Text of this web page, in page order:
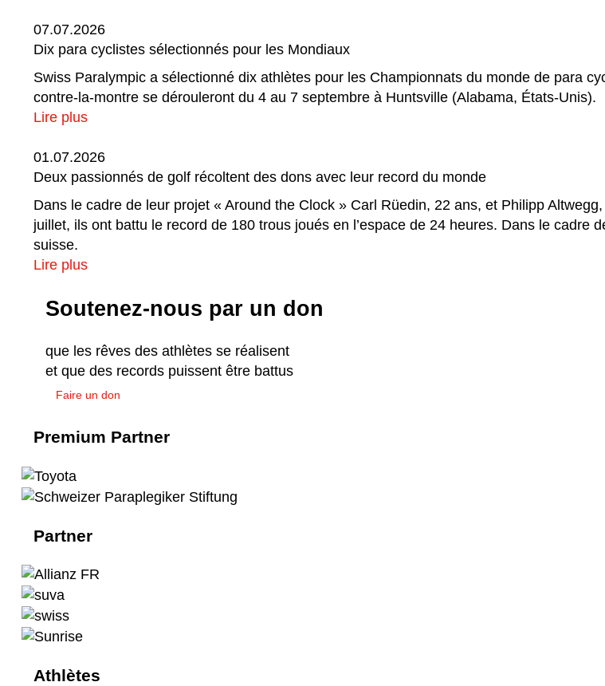
07.07.2026
Dix para cyclistes sélectionnés pour les Mondiaux
Swiss Paralympic a sélectionné dix athlètes pour les Championnats du monde de para
contre-la-montre se dérouleront du 4 au 7 septembre à Huntsville (Alabama, États-Unis).
Lire plus
01.07.2026
Deux passionnés de golf récoltent des dons avec leur record du monde
Dans le cadre de leur projet « Around the Clock » Carl Rüedin, 22 ans, et Philipp
juillet, ils ont battu le record de 180 trous joués en l’espace de 24 heures. Dans le
suisse.
Lire plus
Soutenez-nous par un don
que les rêves des athlètes se réalisent
et que des records puissent être battus
Faire un don
Premium Partner
Partner
Athlètes